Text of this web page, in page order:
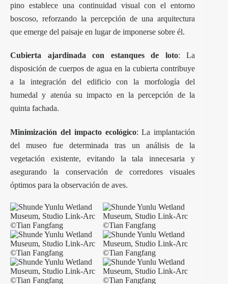
pino establece una continuidad visual con el entorno
boscoso, reforzando la percepción de una arquitectura
que emerge del paisaje en lugar de imponerse sobre él.
Cubierta ajardinada con estanques de loto: La
disposición de cuerpos de agua en la cubierta contribuye
a la integración del edificio con la morfología del
humedal y atenúa su impacto en la percepción de la
quinta fachada.
Minimización del impacto ecológico: La implantación
del museo fue determinada tras un análisis de la
vegetación existente, evitando la tala innecesaria y
asegurando la conservación de corredores visuales
óptimos para la observación de aves.